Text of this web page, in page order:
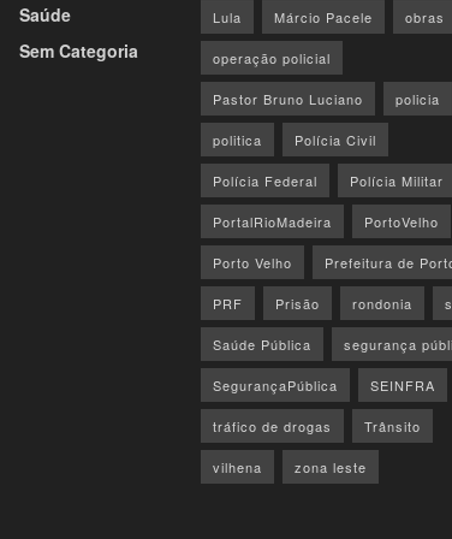
Saúde
Sem Categoria
Lula Márcio Pacele obras
operação policial
Pastor Bruno Luciano policia
politica Polícia Civil
Polícia Federal Polícia Militar
PortalRioMadeira PortoVelho
Porto Velho Prefeitura de
PRF Prisão rondonia
Saúde Pública segurança
SegurançaPública SEINFRA
tráfico de drogas Trânsito
vilhena zona leste